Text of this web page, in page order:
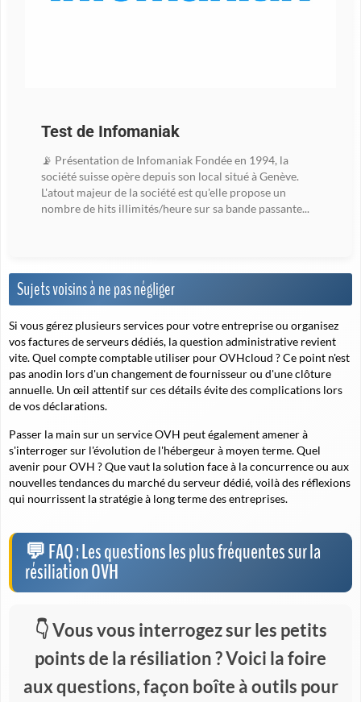
Test de Infomaniak
📡 Présentation de Infomaniak Fondée en 1994, la
société suisse opère depuis son local situé à Genève.
L'atout majeur de la société est qu'elle propose un
nombre de hits illimités/heure sur sa bande passante...
Sujets voisins à ne pas négliger
Si vous gérez plusieurs services pour votre entreprise ou organisez
vos factures de serveurs dédiés, la question administrative revient
vite. Quel compte comptable utiliser pour OVHcloud ? Ce point n'est
pas anodin lors d'un changement de fournisseur ou d'une clôture
annuelle. Un œil attentif sur ces détails évite des complications lors
de vos déclarations.
Passer la main sur un service OVH peut également amener à
s'interroger sur l'évolution de l'hébergeur à moyen terme. Quel
avenir pour OVH ? Que vaut la solution face à la concurrence ou aux
nouvelles tendances du marché du serveur dédié, voilà des réflexions
qui nourrissent la stratégie à long terme des entreprises.
FAQ : Les questions les plus fréquentes sur la
résiliation OVH
Vous vous interrogez sur les petits
points de la résiliation ? Voici la foire
aux questions, façon boîte à outils pour